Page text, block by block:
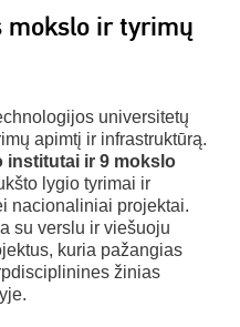
mokslo ir tyrimų
universitetų
apimtį ir infrastruktūrą.
institutai ir 9 mokslo
lygio tyrimai ir
nacionaliniai projektai.
su verslu ir viešuoju
kuria pažangias
žinias